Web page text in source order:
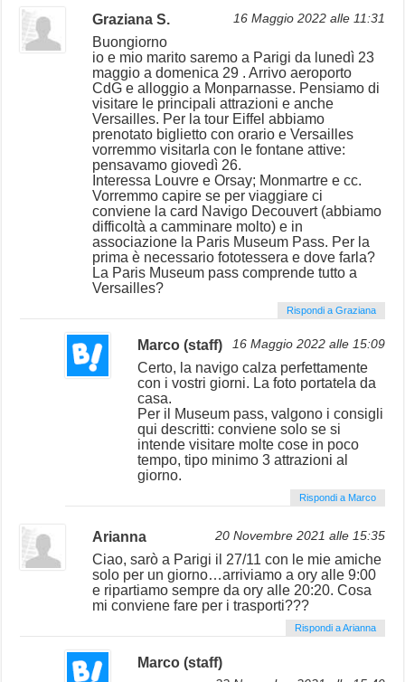
Graziana S. 16 Maggio 2022 alle 11:31
Buongiorno
io e mio marito saremo a Parigi da lunedì 23
maggio a domenica 29 . Arrivo aeroporto
CdG e alloggio a Monparnasse. Pensiamo di
visitare le principali attrazioni e anche
Versailles. Per la tour Eiffel abbiamo
prenotato biglietto con orario e Versailles
vorremmo visitarla con le fontane attive:
pensavamo giovedì 26.
Interessa Louvre e Orsay; Monmartre e cc.
Vorremmo capire se per viaggiare ci
conviene la card Navigo Decouvert (abbiamo
difficoltà a camminare molto) e in
associazione la Paris Museum Pass. Per la
prima è necessario fototessera e dove farla?
La Paris Museum pass comprende tutto a
Versailles?
Rispondi a Graziana
Marco (staff) 16 Maggio 2022 alle 15:09
Certo, la navigo calza perfettamente
con i vostri giorni. La foto portatela da
casa.
Per il Museum pass, valgono i consigli
qui descritti: conviene solo se si
intende visitare molte cose in poco
tempo, tipo minimo 3 attrazioni al
giorno.
Rispondi a Marco
Arianna 20 Novembre 2021 alle 15:35
Ciao, sarò a Parigi il 27/11 con le mie amiche
solo per un giorno…arriviamo a ory alle 9:00
e ripartiamo sempre da ory alle 20:20. Cosa
mi conviene fare per i trasporti???
Rispondi a Arianna
Marco (staff)